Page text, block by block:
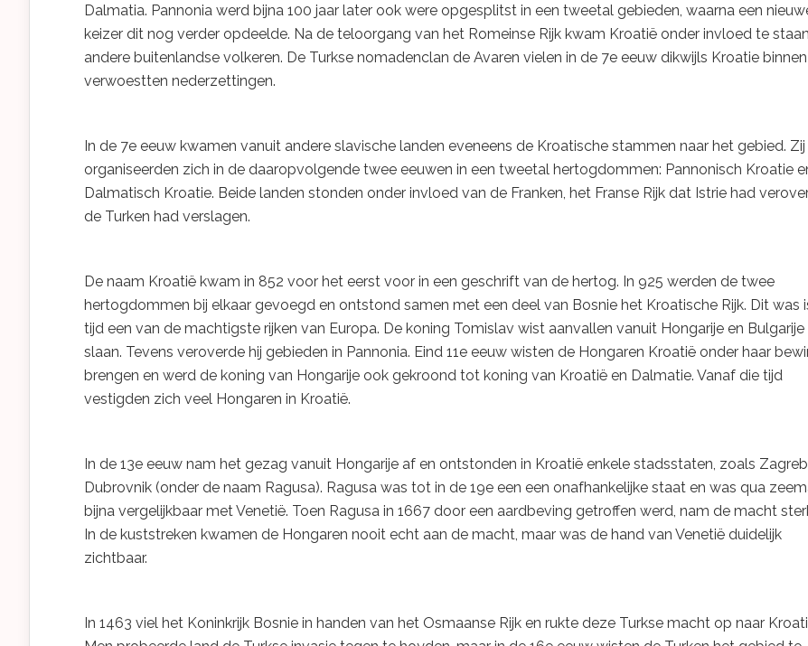
Dalmatia. Pannonia werd bijna 100 jaar later ook were opgesplitst in een tweetal gebieden, waarna een
keizer dit nog verder opdeelde. Na de teloorgang van het Romeinse Rijk kwam Kroatië onder invloed te
andere buitenlandse volkeren. De Turkse nomadenclan de Avaren vielen in de 7e eeuw dikwijls Kroatie
verwoestten nederzettingen.
In de 7e eeuw kwamen vanuit andere slavische landen eveneens de Kroatische stammen naar het gebied. Zij
organiseerden zich in de daaropvolgende twee eeuwen in een tweetal hertogdommen: Pannonisch Kroatie
Dalmatisch Kroatie. Beide landen stonden onder invloed van de Franken, het Franse Rijk dat Istrie had
de Turken had verslagen.
De naam Kroatië kwam in 852 voor het eerst voor in een geschrift van de hertog. In 925 werden de twee
hertogdommen bij elkaar gevoegd en ontstond samen met een deel van Bosnie het Kroatische Rijk. Dit was
tijd een van de machtigste rijken van Europa. De koning Tomislav wist aanvallen vanuit Hongarije en
slaan. Tevens veroverde hij gebieden in Pannonia. Eind 11e eeuw wisten de Hongaren Kroatië onder haar
brengen en werd de koning van Hongarije ook gekroond tot koning van Kroatië en Dalmatie. Vanaf die tijd
vestigden zich veel Hongaren in Kroatië.
In de 13e eeuw nam het gezag vanuit Hongarije af en ontstonden in Kroatië enkele stadsstaten, zoals
Dubrovnik (onder de naam Ragusa). Ragusa was tot in de 19e een een onafhankelijke staat en was qua
bijna vergelijkbaar met Venetië. Toen Ragusa in 1667 door een aardbeving getroffen werd, nam de macht
In de kuststreken kwamen de Hongaren nooit echt aan de macht, maar was de hand van Venetië duidelijk
zichtbaar.
In 1463 viel het Koninkrijk Bosnie in handen van het Osmaanse Rijk en rukte deze Turkse macht op naar